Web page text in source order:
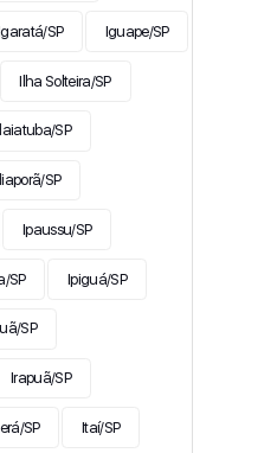
SP Iguape/SP
Ilha Solteira/SP
SP
SP
Ipaussu/SP
SP Ipiguá/SP
SP
Irapuã/SP
SP Itaí/SP